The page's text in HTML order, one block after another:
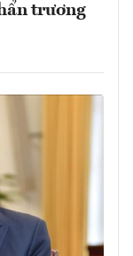
trương